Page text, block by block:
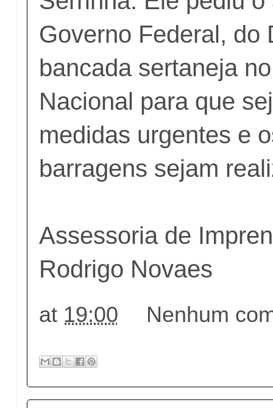
Governo Federal, do
bancada sertaneja
Nacional para que
medidas urgentes e
barragens sejam
Assessoria de
Rodrigo Novaes
at 19:00 Nenhum